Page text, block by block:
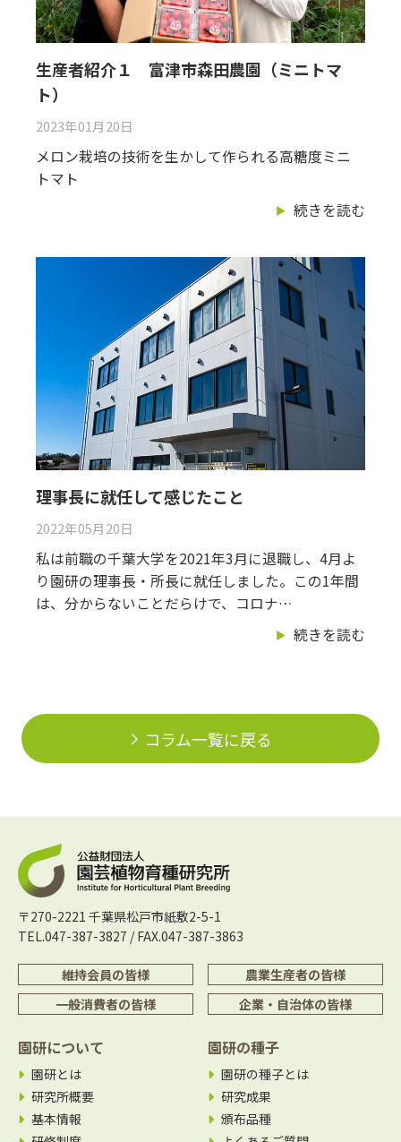
生産者紹介１ 富津市森田農園（ミニトマ
ト）
2023年01月20日
メロン栽培の技術を生かして作られる高糖度ミニ
トマト
続きを読む
理事長に就任して感じたこと
2022年05月20日
私は前職の千葉大学を2021年3月に退職し、4月よ
り園研の理事長・所長に就任しました。この1年間
は、分からないことだらけで、コロナ…
続きを読む
コラム一覧に戻る
〒270-2221 千葉県松戸市紙敷2-5-1
TEL.047-387-3827 / FAX.047-387-3863
維持会員の皆様
農業生産者の皆様
一般消費者の皆様
企業・自治体の皆様
園研について
園研とは
研究所概要
基本情報
園研の種子
園研の種子とは
研究成果
頒布品種